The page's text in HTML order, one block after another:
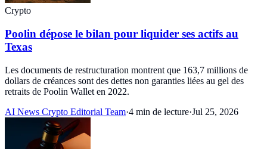
Crypto
Poolin dépose le bilan pour liquider ses actifs au
Texas
Les documents de restructuration montrent que 163,7 millions de
dollars de créances sont des dettes non garanties liées au gel des
retraits de Poolin Wallet en 2022.
AI News Crypto Editorial Team·4 min de lecture·Jul 25, 2026